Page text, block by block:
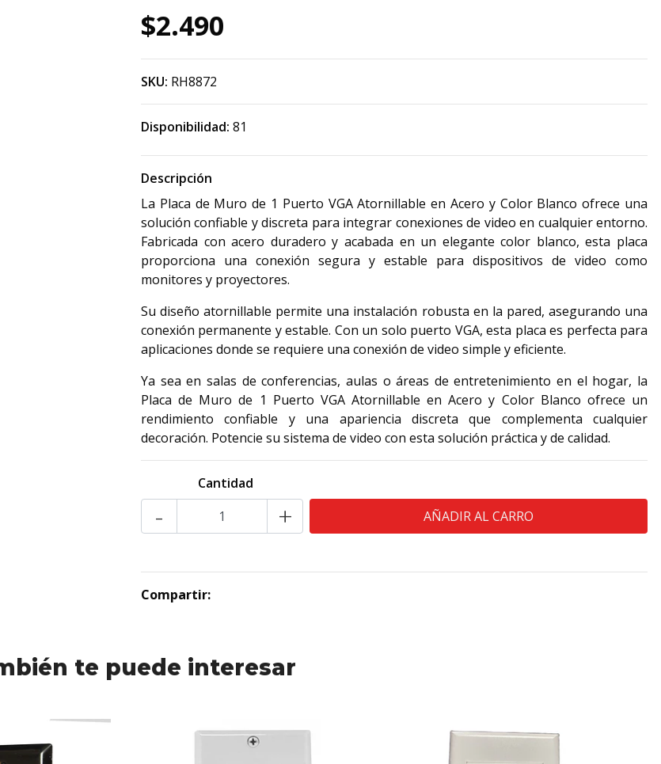
$2.490
SKU: RH8872
Disponibilidad: 81
Descripción
La Placa de Muro de 1 Puerto VGA Atornillable en Acero y Color Blanco ofrece una
solución confiable y discreta para integrar conexiones de video en cualquier entorno.
Fabricada con acero duradero y acabada en un elegante color blanco, esta placa
proporciona una conexión segura y estable para dispositivos de video como
monitores y proyectores.
Su diseño atornillable permite una instalación robusta en la pared, asegurando una
conexión permanente y estable. Con un solo puerto VGA, esta placa es perfecta para
aplicaciones donde se requiere una conexión de video simple y eficiente.
Ya sea en salas de conferencias, aulas o áreas de entretenimiento en el hogar, la
Placa de Muro de 1 Puerto VGA Atornillable en Acero y Color Blanco ofrece un
rendimiento confiable y una apariencia discreta que complementa cualquier
decoración. Potencie su sistema de video con esta solución práctica y de calidad.
Cantidad
- +
Compartir:
te puede interesar